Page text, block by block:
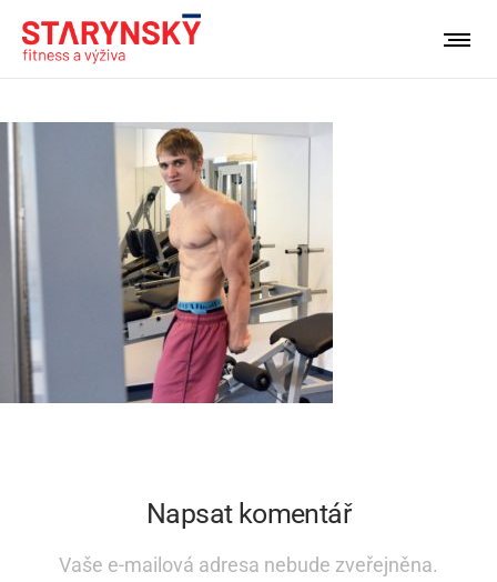
Napsat komentář
Vaše e-mailová adresa nebude zveřejněna.